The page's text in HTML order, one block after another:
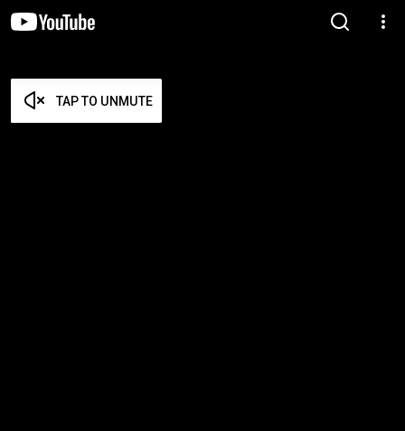
TAP TO UNMUTE